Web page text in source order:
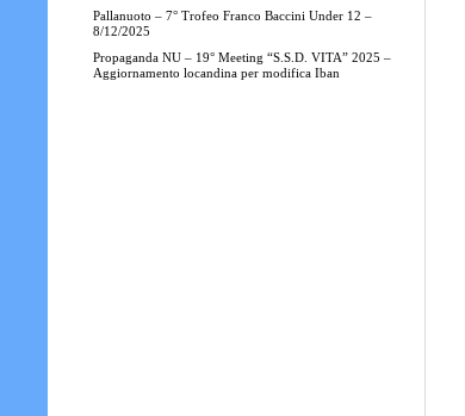
Pallanuoto – 7° Trofeo Franco Baccini Under 12 –
8/12/2025
Propaganda NU – 19° Meeting “S.S.D. VITA” 2025 –
Aggiornamento locandina per modifica Iban